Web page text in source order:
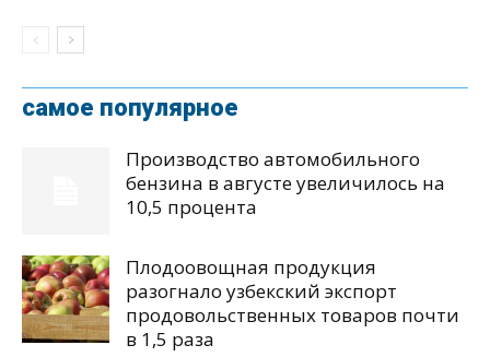
самое популярное
Производство автомобильного
бензина в августе увеличилось на
10,5 процента
Плодоовощная продукция
разогнало узбекский экспорт
продовольственных товаров почти
в 1,5 раза